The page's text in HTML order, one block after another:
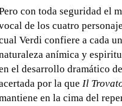
con toda seguridad el
de los cuatro
Verdi confiere a cada
anímica y
el desarrollo dramático
por la que Il
en la cima del